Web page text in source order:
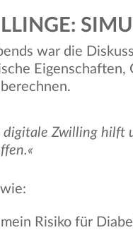
war die
digitale Zwilling hilft
Risiko für